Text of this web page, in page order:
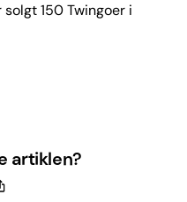
150 Twingoer i
artiklen?